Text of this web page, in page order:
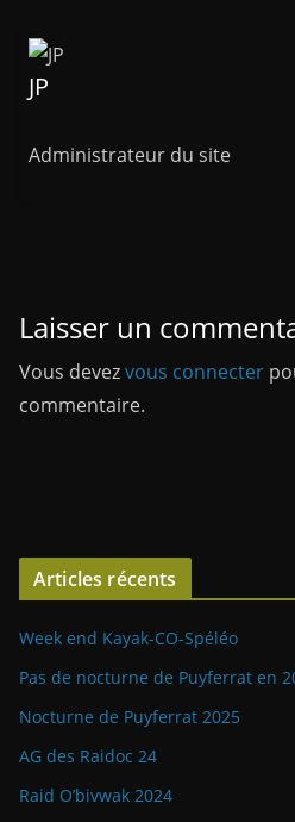
JP
Administrateur du site
Laisser un
Vous devezvous connecter
commentaire.
Articles récents
Week end Kayak-CO-Spéléo
Pas de nocturne de Puyferrat en
Nocturne de Puyferrat 2025
AG des Raidoc 24
Raid O’bivwak 2024